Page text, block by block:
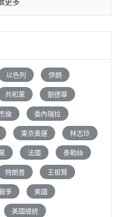
更多
以色列 伊朗
共和黨 劉德華
倫 委內瑞拉
東京奧運 林志玲
法國 泰勒絲
特朗普 王祖賢
爭 美國
美國總統